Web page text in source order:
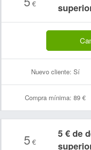
€
Nuevo cliente: Sí
Compra mínima: 89 €
5 €
5 € de